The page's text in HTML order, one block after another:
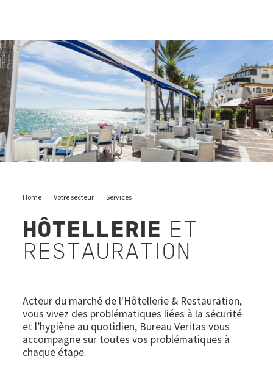
hotellerie et restauration
Home Votre secteur Services
HÔTELLERIE
ET
RESTAURATION
Acteur du marché de l'Hôtellerie & Restauration,
vous vivez des problématiques liées à la sécurité
et l’hygiène au quotidien, Bureau Veritas vous
accompagne sur toutes vos problématiques à
chaque étape.